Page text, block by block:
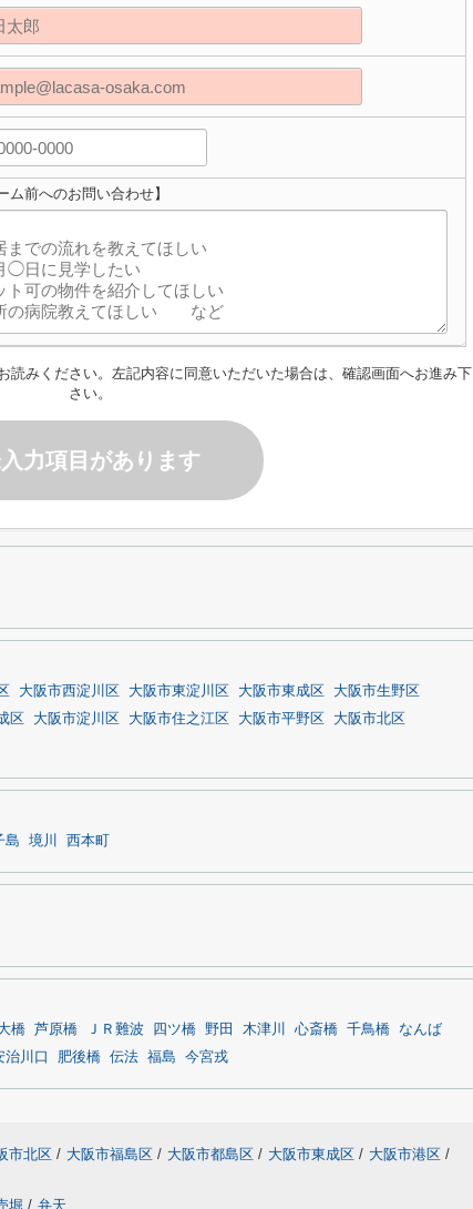
ム前へのお問い合わせ】
読みください。左記内容に同意いただいた場合は、確認画面へお進み下
さい。
力項目があります
大阪市西淀川区 大阪市東淀川区 大阪市東成区
大阪市生野区
区 大阪市淀川区 大阪市住之江区 大阪市平野区
大阪市北区
島 境川 西本町
橋 芦原橋 ＪＲ難波 四ツ橋 野田 木津川 心斎橋 千鳥橋 なんば
治川口 肥後橋 伝法 福島 今宮戎
市北区 / 大阪市福島区 / 大阪市都島区 / 大阪市東成区 / 大阪市港区 /
堀 / 弁天